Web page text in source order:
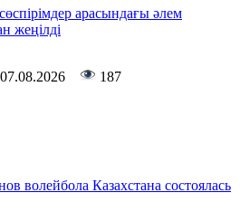
арасындағы әлем
жеңілді
07.08.2026 187
волейбола Казахстана состоялась